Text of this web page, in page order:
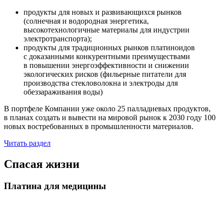
продукты для новых и развивающихся рынков
(солнечная и водородная энергетика,
высокотехнологичные материалы для индустрии
электротранспорта);
продукты для традиционных рынков платиноидов
с доказанными конкурентными преимуществами
в повышении энергоэффективности и снижении
экологических рисков (фильерные питатели для
производства стекловолокна и электроды для
обеззараживания воды)
В портфеле Компании уже около 25 палладиевых продуктов,
в планах создать и вывести на мировой рынок к 2030 году 100
новых востребованных в промышленности материалов.
Читать раздел
Спасая жизни
Платина для медицины